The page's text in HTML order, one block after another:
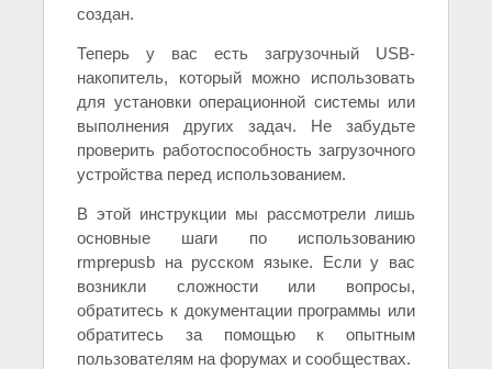
создан.
Теперь у вас есть загрузочный USB-
накопитель, который можно использовать
для установки операционной системы или
выполнения других задач. Не забудьте
проверить работоспособность загрузочного
устройства перед использованием.
В этой инструкции мы рассмотрели лишь
основные шаги по использованию
rmprepusb на русском языке. Если у вас
возникли сложности или вопросы,
обратитесь к документации программы или
обратитесь за помощью к опытным
пользователям на форумах и сообществах.